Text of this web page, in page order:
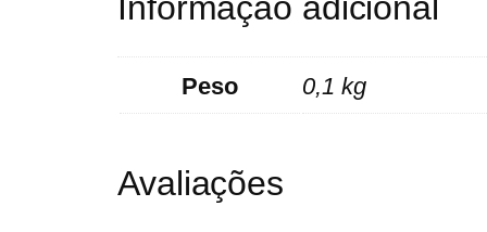
Informação adicional
Peso 0,1 kg
Avaliações